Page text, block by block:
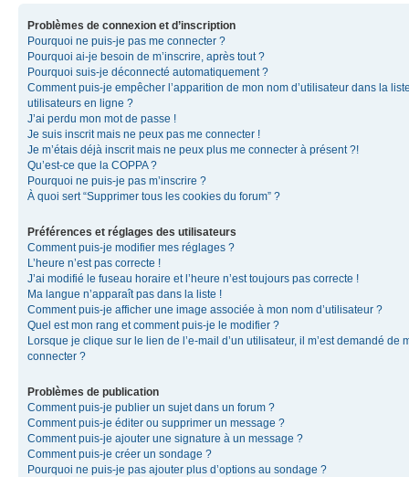
Problèmes de connexion et d’inscription
Pourquoi ne puis-je pas me connecter ?
Pourquoi ai-je besoin de m’inscrire, après tout ?
Pourquoi suis-je déconnecté automatiquement ?
Comment puis-je empêcher l’apparition de mon nom d’utilisateur dans la
utilisateurs en ligne ?
J’ai perdu mon mot de passe !
Je suis inscrit mais ne peux pas me connecter !
Je m’étais déjà inscrit mais ne peux plus me connecter à présent ?!
Qu’est-ce que la COPPA ?
Pourquoi ne puis-je pas m’inscrire ?
À quoi sert “Supprimer tous les cookies du forum” ?
Préférences et réglages des utilisateurs
Comment puis-je modifier mes réglages ?
L’heure n’est pas correcte !
J’ai modifié le fuseau horaire et l’heure n’est toujours pas correcte !
Ma langue n’apparaît pas dans la liste !
Comment puis-je afficher une image associée à mon nom d’utilisateur ?
Quel est mon rang et comment puis-je le modifier ?
Lorsque je clique sur le lien de l’e-mail d’un utilisateur, il m’est demandé de
connecter ?
Problèmes de publication
Comment puis-je publier un sujet dans un forum ?
Comment puis-je éditer ou supprimer un message ?
Comment puis-je ajouter une signature à un message ?
Comment puis-je créer un sondage ?
Pourquoi ne puis-je pas ajouter plus d’options au sondage ?